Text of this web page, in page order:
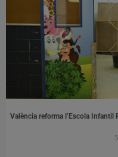
València reforma l’Escola Infantil